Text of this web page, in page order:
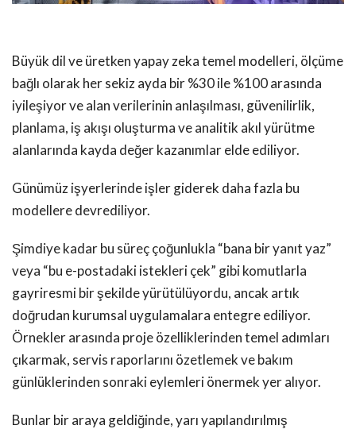
Büyük dil ve üretken yapay zeka temel modelleri, ölçüme
bağlı olarak her sekiz ayda bir %30 ile %100 arasında
iyileşiyor ve alan verilerinin anlaşılması, güvenilirlik,
planlama, iş akışı oluşturma ve analitik akıl yürütme
alanlarında kayda değer kazanımlar elde ediliyor.
Günümüz işyerlerinde işler giderek daha fazla bu
modellere devrediliyor.
Şimdiye kadar bu süreç çoğunlukla “bana bir yanıt yaz”
veya “bu e-postadaki istekleri çek” gibi komutlarla
gayriresmi bir şekilde yürütülüyordu, ancak artık
doğrudan kurumsal uygulamalara entegre ediliyor.
Örnekler arasında proje özelliklerinden temel adımları
çıkarmak, servis raporlarını özetlemek ve bakım
günlüklerinden sonraki eylemleri önermek yer alıyor.
Bunlar bir araya geldiğinde, yarı yapılandırılmış